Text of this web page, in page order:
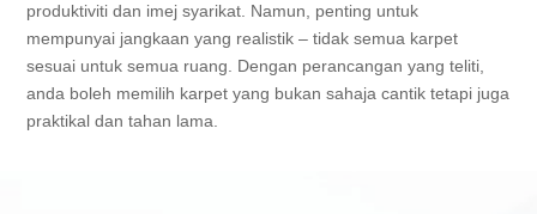
produktiviti dan imej syarikat. Namun, penting untuk
mempunyai jangkaan yang realistik – tidak semua karpet
sesuai untuk semua ruang. Dengan perancangan yang teliti,
anda boleh memilih karpet yang bukan sahaja cantik tetapi juga
praktikal dan tahan lama.